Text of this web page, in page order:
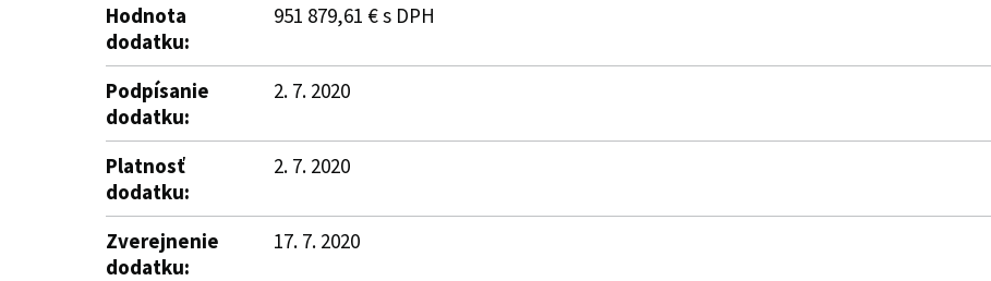
Hodnota
dodatku:
951 879,61 € s DPH
Podpísanie
dodatku:
2. 7. 2020
Platnosť
dodatku:
2. 7. 2020
Zverejnenie
dodatku:
17. 7. 2020